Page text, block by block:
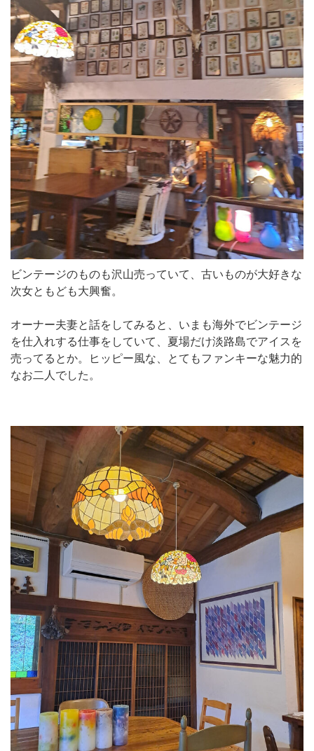
ビンテージのものも沢山売っていて、古いものが大好きな
次女ともども大興奮。
オーナー夫妻と話をしてみると、いまも海外でビンテージ
を仕入れする仕事をしていて、夏場だけ淡路島でアイスを
売ってるとか。ヒッピー風な、とてもファンキーな魅力的
なお二人でした。